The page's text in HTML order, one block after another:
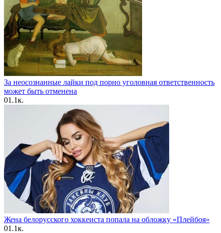
За неосознанные лайки под порно уголовная ответственность
может быть отменена
01.1к.
Жена белорусского хоккеиста попала на обложку «Плейбоя»
01.1к.